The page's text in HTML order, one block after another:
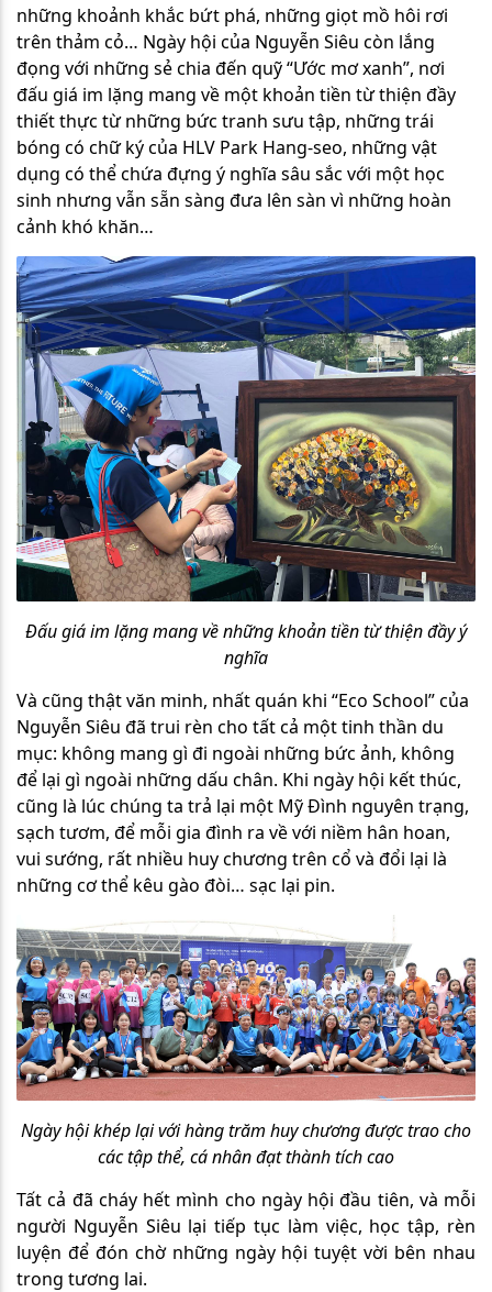
những khoảnh khắc bứt phá, những giọt mồ hôi rơi
trên thảm cỏ… Ngày hội của Nguyễn Siêu còn lắng
đọng với những sẻ chia đến quỹ “Ước mơ xanh”, nơi
đấu giá im lặng mang về một khoản tiền từ thiện đầy
thiết thực từ những bức tranh sưu tập, những trái
bóng có chữ ký của HLV Park Hang-seo, những vật
dụng có thể chứa đựng ý nghĩa sâu sắc với một học
sinh nhưng vẫn sẵn sàng đưa lên sàn vì những hoàn
cảnh khó khăn…
Đấu giá im lặng mang về những khoản tiền từ thiện đầy ý
nghĩa
Và cũng thật văn minh, nhất quán khi “Eco School” của
Nguyễn Siêu đã trui rèn cho tất cả một tinh thần du
mục: không mang gì đi ngoài những bức ảnh, không
để lại gì ngoài những dấu chân. Khi ngày hội kết thúc,
cũng là lúc chúng ta trả lại một Mỹ Đình nguyên trạng,
sạch tươm, để mỗi gia đình ra về với niềm hân hoan,
vui sướng, rất nhiều huy chương trên cổ và đổi lại là
những cơ thể kêu gào đòi… sạc lại pin.
Ngày hội khép lại với hàng trăm huy chương được trao cho
các tập thể, cá nhân đạt thành tích cao
Tất cả đã cháy hết mình cho ngày hội đầu tiên, và mỗi
người Nguyễn Siêu lại tiếp tục làm việc, học tập, rèn
luyện để đón chờ những ngày hội tuyệt vời bên nhau
trong tương lai.